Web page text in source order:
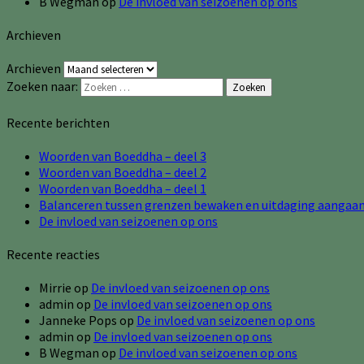
Archieven
Archieven
Zoeken naar:
Zoeken
Recente berichten
Woorden van Boeddha – deel 3
Woorden van Boeddha – deel 2
Woorden van Boeddha – deel 1
Balanceren tussen grenzen bewaken en uitdaging
De invloed van seizoenen op ons
Recente reacties
Mirrie op De invloed van seizoenen op ons
admin op De invloed van seizoenen op ons
Janneke Pops op De invloed van seizoenen op ons
admin op De invloed van seizoenen op ons
B Wegman op De invloed van seizoenen op ons